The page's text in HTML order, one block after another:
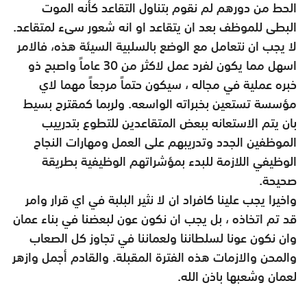
الحط من دورهم لم نقوم بتناول التقاعد كأنه الموت
البطى للموظف بعد ان يتقاعد او انه شعور سىء لمتقاعد.
لا يجب ان نتعامل مع الوضع بالسلبية السيئة هذه، فالامر
اسهل مما يكون لفرد عمل لاكثر من 30 عاماً واصبح ذو
خبره عملية في مجاله ، سيكون حتماً مرجعاً مهما لاي
مؤسسة تستعين بخبراته الواسعه. ولربما كمقترح بسيط
بان يتم الاستعانه ببعض المتقاعدين للتطوع بتدرييب
الموظفين الجدد وتدريبهم على العمل ومهارات النجاح
الوظيفي اللازمة للبدء بمؤشراتهم الوظيفية بطريقة
صحيحة.
واخيرا يجب علينا كافراد ان لا نثير البلبة في اي قرار وامر
قد تم اتخاذه ، بل يجب ان نكون عون لبعضنا في بناء عمان
وان نكون عونا لسلطاننا ولعماننا في تجاوز كل الصعاب
والمحن والازمات هذه الفترة المقبلة. والقادم أجمل وازهر
لعمان وشعبها باذن الله.